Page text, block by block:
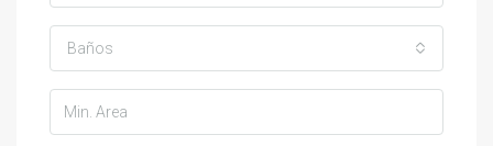
Baños